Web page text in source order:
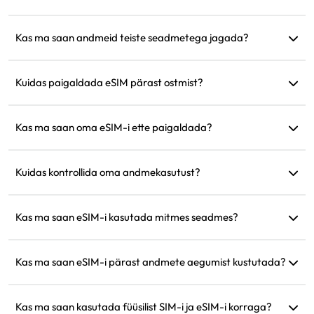
pärast praeguse plaani aegumist.
Kas ma saan andmeid teiste seadmetega jagada?
andmekasutus on sama, mis teie telefonis.
Kuidas paigaldada eSIM pärast ostmist?
paigaldusjuhiseid.
Kas ma saan oma eSIM-i ette paigaldada?
saaksite seda kohe saabumisel kasutada.
Kuidas kontrollida oma andmekasutust?
'Minu eSIM'.
Kas ma saan eSIM-i kasutada mitmes seadmes?
Ülekannete jaoks võtke ühendust klienditoega.
Kas ma saan eSIM-i pärast andmete aegumist kustutada?
samasse piirkonda juurde laadida.
Kas ma saan kasutada füüsilist SIM-i ja eSIM-i korraga?